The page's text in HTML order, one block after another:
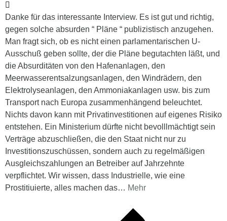
Danke für das interessante Interview. Es ist gut und richtig,
gegen solche absurden “ Pläne “ publizistisch anzugehen.
Man fragt sich, ob es nicht einen parlamentarischen U-
Ausschuß geben sollte, der die Pläne begutachten läßt, und
die Absurditäten von den Hafenanlagen, den
Meerwasserentsalzungsanlagen, den Windrädern, den
Elektrolyseanlagen, den Ammoniakanlagen usw. bis zum
Transport nach Europa zusammenhängend beleuchtet.
Nichts davon kann mit Privatinvestitionen auf eigenes Risiko
entstehen. Ein Ministerium dürfte nicht bevolllmächtigt sein
Verträge abzuschließen, die den Staat nicht nur zu
Investitionszuschüssen, sondern auch zu regelmäßigen
Ausgleichszahlungen an Betreiber auf Jahrzehnte
verpflichtet. Wir wissen, dass Industrielle, wie eine
Prostitiuierte, alles machen das… Mehr